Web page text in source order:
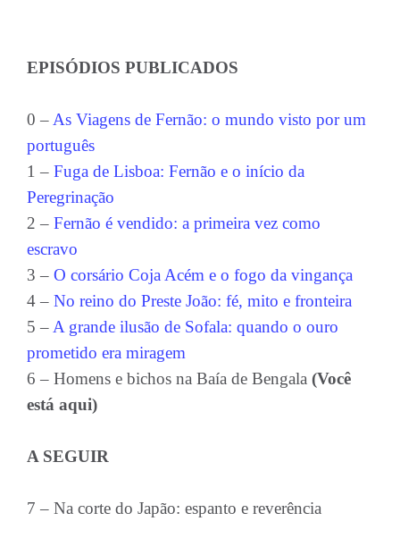
EPISÓDIOS PUBLICADOS
0 – As Viagens de Fernão: o mundo visto por um
português
1 – Fuga de Lisboa: Fernão e o início da
Peregrinação
2 – Fernão é vendido: a primeira vez como
escravo
3 – O corsário Coja Acém e o fogo da vingança
4 – No reino do Preste João: fé, mito e fronteira
5 – A grande ilusão de Sofala: quando o ouro
prometido era miragem
6 – Homens e bichos na Baía de Bengala (Você
está aqui)
A SEGUIR
7 – Na corte do Japão: espanto e reverência